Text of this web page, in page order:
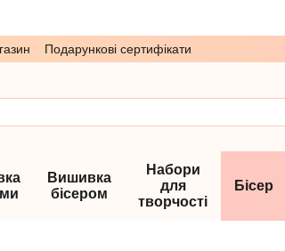
Подарункові сертифікати
Вишивка
бісером
Набори
для
творчості
Бісер